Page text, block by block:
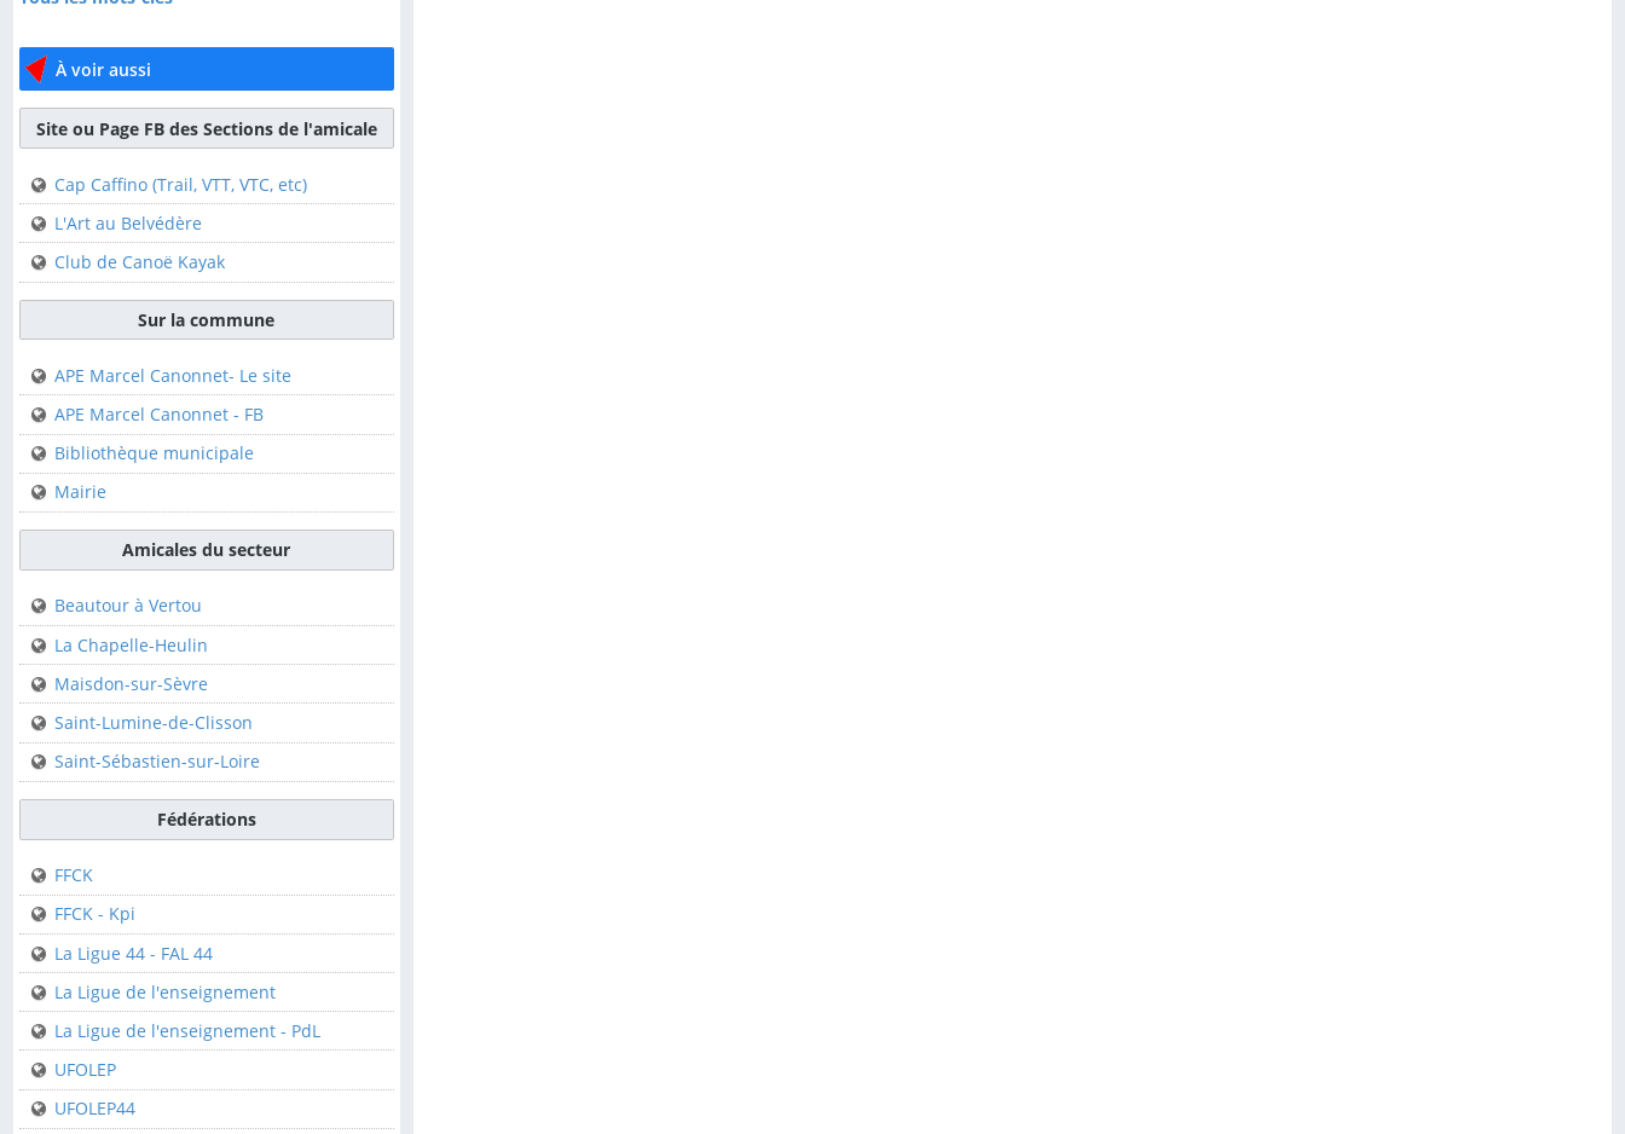
Tous les mots-clés
Site ou Page FB des
Sections de l'amicale
Cap Caffino (Trail, VTT,
Club de Canoë Kayak
Sur la commune
APE Marcel Canonnet-
Le site
APE Marcel Canonnet -
Bibliothèque municipale
Mairie
Amicales du secteur
Beautour à Vertou
La Chapelle-Heulin
Maisdon-sur-Sèvre
Saint-Lumine-de-
Clisson
Saint-Sébastien-sur-
Loire
Fédérations
FFCK
À voir aussi
Site ou Page FB des Sections de l'amicale
Cap Caffino (Trail, VTT, VTC, etc)
L'Art au Belvédère
Club de Canoë Kayak
Sur la commune
APE Marcel Canonnet- Le site
APE Marcel Canonnet - FB
Bibliothèque municipale
Mairie
Amicales du secteur
Beautour à Vertou
La Chapelle-Heulin
Maisdon-sur-Sèvre
Saint-Lumine-de-Clisson
Saint-Sébastien-sur-Loire
Fédérations
FFCK
FFCK - Kpi
La Ligue 44 - FAL 44
La Ligue de l'enseignement
La Ligue de l'enseignement - PdL
UFOLEP
UFOLEP44